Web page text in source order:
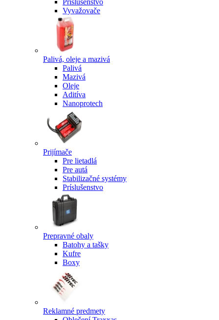
Príslušenstvo
Vyvažovače
Palivá, oleje a mazivá
Palivá
Mazivá
Oleje
Aditíva
Nanoprotech
Prijímače
Pre lietadlá
Pre autá
Stabilizačné systémy
Príslušenstvo
Prepravné obaly
Batohy a tašky
Kufre
Boxy
Reklamné predmety